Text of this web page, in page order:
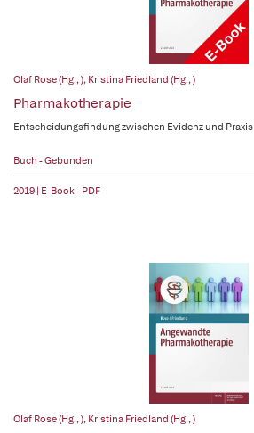
Olaf Rose (Hg., ), Kristina Friedland (Hg., )
Pharmakotherapie
Entscheidungsfindung zwischen Evidenz und Praxis
Buch - Gebunden
2019 | E-Book - PDF
Olaf Rose (Hg., ), Kristina Friedland (Hg., )